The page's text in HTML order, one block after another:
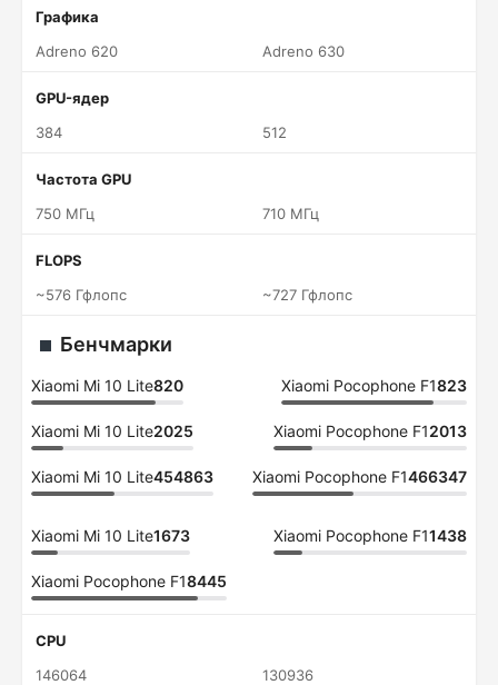
Графика
Adreno 620
Adreno 630
GPU-ядер
384
512
Частота GPU
750 МГц
710 МГц
FLOPS
~576 Гфлопс
~727 Гфлопс
Бенчмарки
Xiaomi Mi 10 Lite820 Xiaomi Pocophone F1823
Xiaomi Mi 10 Lite2025 Xiaomi Pocophone F12013
Xiaomi Mi 10 Lite454863 Xiaomi Pocophone F1466347
Xiaomi Mi 10 Lite1673 Xiaomi Pocophone F11438
Xiaomi Pocophone F18445
CPU
146064
130936